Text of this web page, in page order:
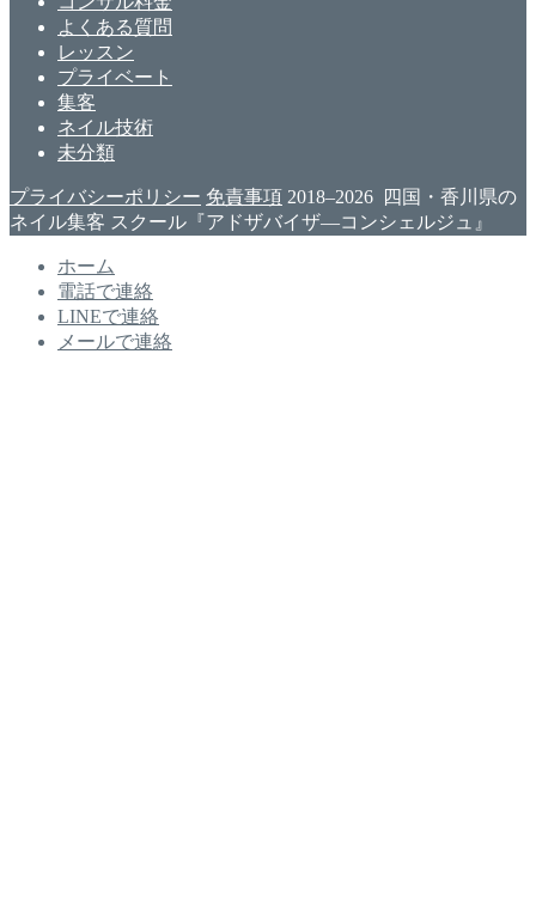
よくある質問
レッスン
プライベート
集客
ネイル技術
未分類
プライバシーポリシー 免責事項 2018–2026 四国・香川県の
ネイル集客 スクール『アドザバイザ―コンシェルジュ』
ホーム
電話で連絡
LINEで連絡
メールで連絡